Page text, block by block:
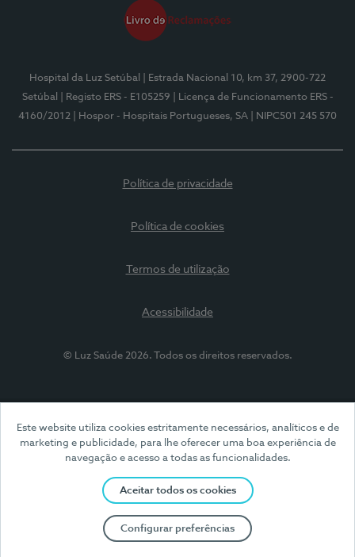
Este website utiliza cookies estritamente necessários, analíticos e de
marketing e publicidade, para lhe oferecer uma boa experiência de
navegação e acesso a todas as funcionalidades.
Aceitar todos os cookies
Configurar preferências
Hospital da Luz Setúbal
| Estrada Nacional 10, km 37, 2900-722
Setúbal
| Registo ERS - E105259
| Licença de Funcionamento ERS -
4160/2012
| Hospor - Hospitais Portugueses, SA | NIPC501 245 570
Política de privacidade
Política de cookies
Termos de utilização
Acessibilidade
© Luz Saúde 2026. Todos os direitos reservados.